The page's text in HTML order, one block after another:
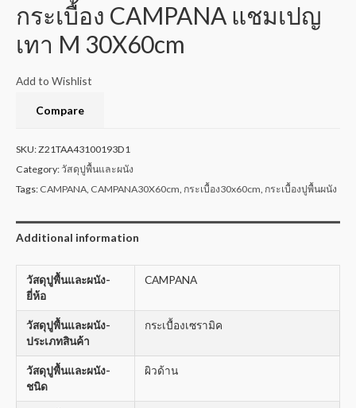
กระเบื้อง CAMPANA แชมเปญ
เทา M 30X60cm
Add to Wishlist
Compare
SKU:Z21TAA43100193D1
Category:วัสดุปูพื้นและผนัง
Tags: CAMPANA CAMPANA30X60cm กระเบื้อง30x60cm กระเบื้องปูพื้นผนัง
Additional information
วัสดุปูพื้นและผนัง-
ยี่ห้อ
CAMPANA
วัสดุปูพื้นและผนัง-
ประเภทสินค้า
กระเบื้องเซรามิค
วัสดุปูพื้นและผนัง-
ชนิด
ผิวด้าน